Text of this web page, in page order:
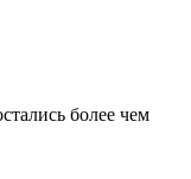
более чем